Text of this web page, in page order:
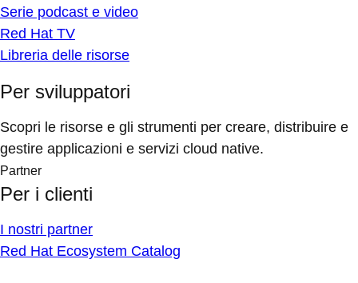
Serie podcast e video
Red Hat TV
Libreria delle risorse
Per sviluppatori
Scopri le risorse e gli strumenti per creare, distribuire e
gestire applicazioni e servizi cloud native.
Partner
Per i clienti
I nostri partner
Red Hat Ecosystem Catalog